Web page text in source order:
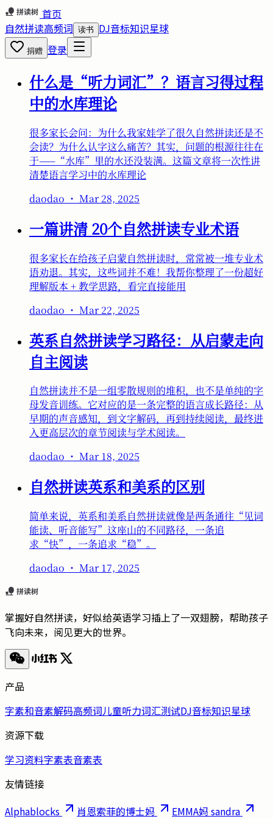
首页
自然拼读高频词 读书 DJ音标知识星球
捐赠 登录
什么是“听力词汇”？语言习得过程
中的水库理论
很多家长会问：为什么我家娃学了很久自然拼读还是不
会读？为什么认字这么痛苦？其实，问题的根源往往在
于——“水库”里的水还没装满。这篇文章将一次性讲
清楚语言学习中的水库理论
daodao ・ Mar 28, 2025
一篇讲清 20个自然拼读专业术语
很多家长在给孩子启蒙自然拼读时，常常被一堆专业术
语劝退。其实，这些词并不难！我帮你整理了一份超好
理解版本 + 教学思路，看完直接能用
daodao ・ Mar 22, 2025
英系自然拼读学习路径：从启蒙走向
自主阅读
自然拼读并不是一组零散规则的堆积，也不是单纯的字
母发音训练。它对应的是一条完整的语言成长路径：从
早期的声音感知，到文字解码，再到持续阅读，最终进
入更高层次的章节阅读与学术阅读。
daodao ・ Mar 18, 2025
自然拼读英系和美系的区别
简单来说，英系和美系自然拼读就像是两条通往“见词
能读、听音能写”这座山的不同路径，一条追
求“快”，一条追求“稳”。
daodao ・ Mar 17, 2025
掌握好自然拼读，好似给英语学习插上了一双翅膀，帮助孩子
飞向未来，阅见更大的世界。
产品
字素和音素解码高频词儿童听力词汇测试DJ音标知识星球
资源下载
学习资料字素表音素表
友情链接
Alphablocks
肖恩索菲的博士妈 EMMA妈 sandra